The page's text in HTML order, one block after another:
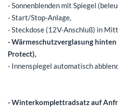
- Sonnenblenden mit Spiegel
- Start/Stop-Anlage,
- Steckdose (12V-Anschluß) in
- Wärmeschutzverglasung
Protect),
- Innenspiegel automatisch
- Winterkomplettradsatz auf